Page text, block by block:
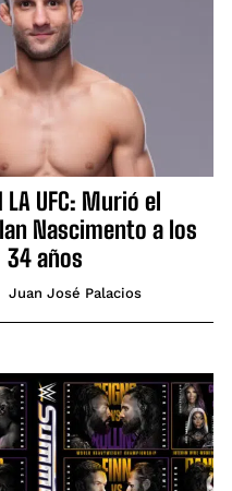
LA UFC: Murió el
Nascimento a los
34 años
Juan José Palacios